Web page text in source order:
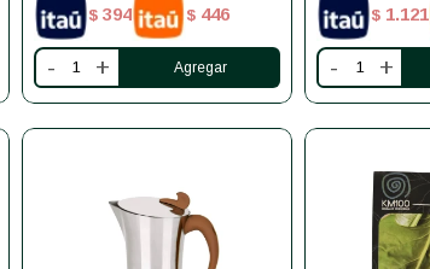
$ 394 $ 446
- +
$ 1.121
- +